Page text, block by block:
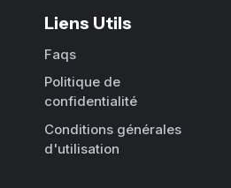
Liens Utils
Faqs
Politique de
confidentialité
Conditions générales
d'utilisation